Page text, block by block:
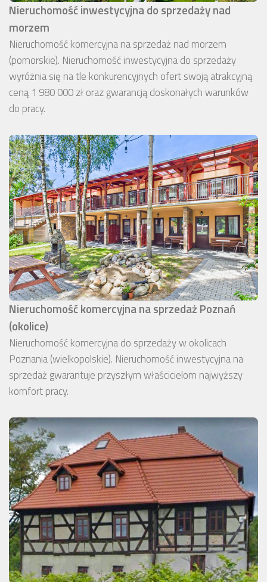
Nieruchomość inwestycyjna do sprzedaży nad
morzem
Nieruchomość komercyjna na sprzedaż nad morzem
(pomorskie). Nieruchomość inwestycyjna do sprzedaży
wyróżnia się na tle konkurencyjnych ofert swoją atrakcyjną
ceną 1 980 000 zł oraz gwarancją doskonałych warunków
do pracy.
Nieruchomość komercyjna na sprzedaż Poznań
(okolice)
Nieruchomość komercyjna do sprzedaży w okolicach
Poznania (wielkopolskie). Nieruchomość inwestycyjna na
sprzedaż gwarantuje przyszłym właścicielom najwyższy
komfort pracy.